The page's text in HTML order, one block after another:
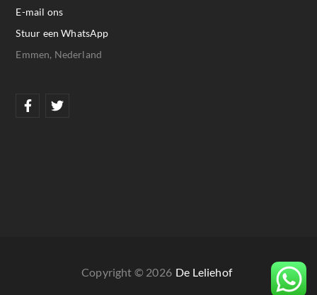
E-mail ons
Stuur een WhatsApp
Emmen, Nederland
Copyright © 2026 De Leliehof